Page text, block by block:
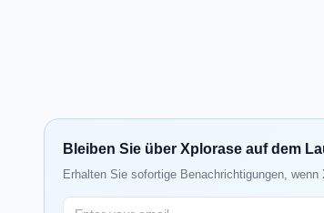
Bleiben Sie über Xplorase auf dem
Erhalten Sie sofortige Benachrichtigungen,